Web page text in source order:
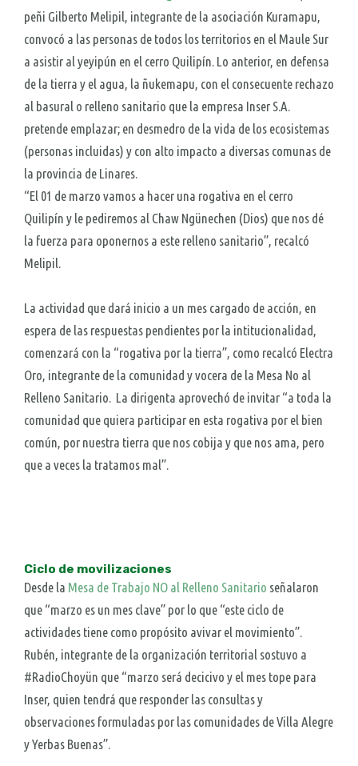
peñi Gilberto Melipil, integrante de la asociación Kuramapu,
convocó a las personas de todos los territorios en el Maule Sur
a asistir al yeyipún en el cerro Quilipín. Lo anterior, en defensa
de la tierra y el agua, la ñukemapu, con el consecuente rechazo
al basural o relleno sanitario que la empresa Inser S.A.
pretende emplazar; en desmedro de la vida de los ecosistemas
(personas incluidas) y con alto impacto a diversas comunas de
la provincia de Linares.
“El 01 de marzo vamos a hacer una rogativa en el cerro
Quilipín y le pediremos al Chaw Ngünechen (Dios) que nos dé
la fuerza para oponernos a este relleno sanitario”, recalcó
Melipil.
La actividad que dará inicio a un mes cargado de acción, en
espera de las respuestas pendientes por la intitucionalidad,
comenzará con la “rogativa por la tierra”, como recalcó Electra
Oro, integrante de la comunidad y vocera de la Mesa No al
Relleno Sanitario. La dirigenta aprovechó de invitar “a toda la
comunidad que quiera participar en esta rogativa por el bien
común, por nuestra tierra que nos cobija y que nos ama, pero
que a veces la tratamos mal”.
Ciclo de movilizaciones
Desde la Mesa de Trabajo NO al Relleno Sanitario señalaron
que “marzo es un mes clave” por lo que “este ciclo de
actividades tiene como propósito avivar el movimiento”.
Rubén, integrante de la organización territorial sostuvo a
#RadioChoyün que “marzo será decicivo y el mes tope para
Inser, quien tendrá que responder las consultas y
observaciones formuladas por las comunidades de Villa Alegre
y Yerbas Buenas”.